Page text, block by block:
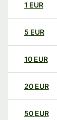
1 EUR
5 EUR
10 EUR
20 EUR
50 EUR